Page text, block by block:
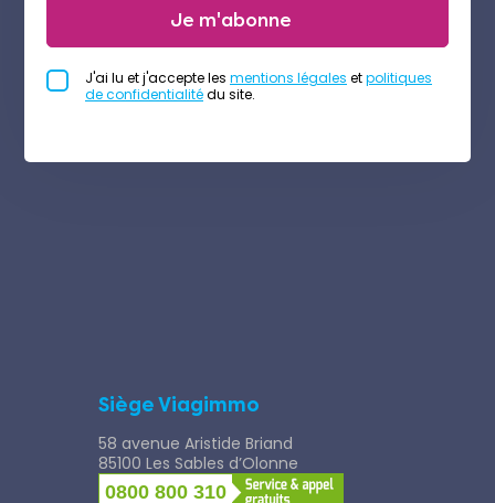
Je m'abonne
J'ai lu et j'accepte les mentions légales etpolitiques
de confidentialitédu site.
Siège Viagimmo
58 avenue Aristide Briand
85100 Les Sables d’Olonne
0800 800 310